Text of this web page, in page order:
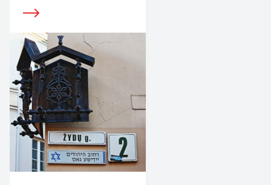
выдающихся знатоков талмуда,
(святой учитель Элияху), он же
Элияху бен Шломо Залман